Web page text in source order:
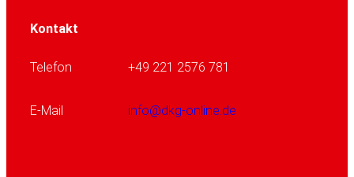
Kontakt
Telefon +49 221 2576 781
E-Mail info@dkg-online.de